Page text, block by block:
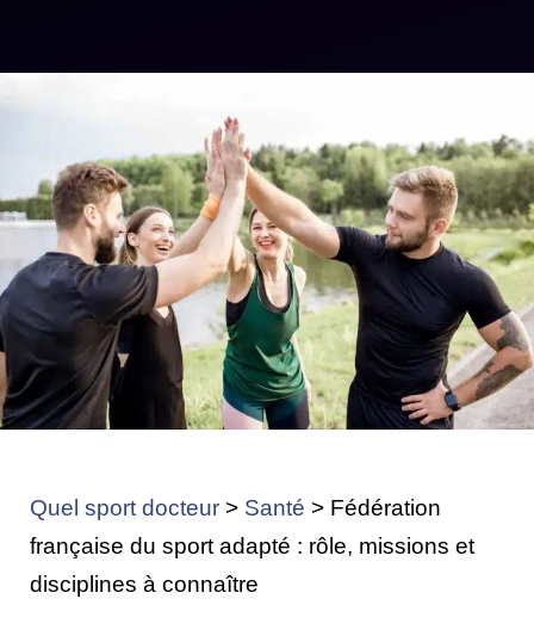
Quel sport docteur > Santé > Fédération
française du sport adapté : rôle, missions et
disciplines à connaître